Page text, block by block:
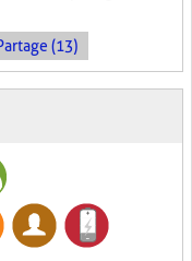
(13)